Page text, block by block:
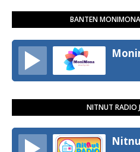
BANTEN
NITNUT RADIO